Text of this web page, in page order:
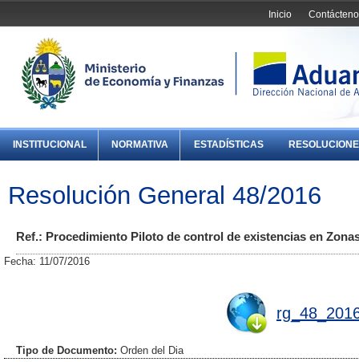
Inicio
INSTITUCIONAL NORMATIVA ESTADÍSTICAS
Resolución General 48/2016
Ref.: Procedimiento Piloto de control de existencias en
Fecha: 11/07/2016
Tipo de Documento: Orden del Dia